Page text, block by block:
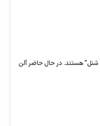
شنل" هستند. در حال حاضر آلن